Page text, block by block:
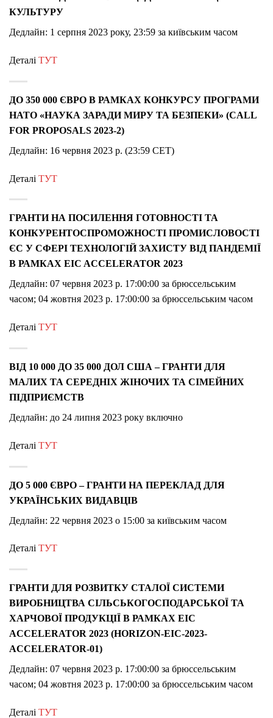
КУЛЬТУРУ
Дедлайн: 1 серпня 2023 року, 23:59 за київським часом
Деталі ТУТ
ДО 350 000 ЄВРО В РАМКАХ КОНКУРСУ ПРОГРАМИ
НАТО «НАУКА ЗАРАДИ МИРУ ТА БЕЗПЕКИ» (CALL
FOR PROPOSALS 2023-2)
Дедлайн: 16 червня 2023 р. (23:59 CET)
Деталі ТУТ
ГРАНТИ НА ПОСИЛЕННЯ ГОТОВНОСТІ ТА
КОНКУРЕНТОСПРОМОЖНОСТІ ПРОМИСЛОВОСТІ
ЄС У СФЕРІ ТЕХНОЛОГІЙ ЗАХИСТУ ВІД ПАНДЕМІЇ
В РАМКАХ EIC ACCELERATOR 2023
Дедлайн: 07 червня 2023 р. 17:00:00 за брюссельським
часом; 04 жовтня 2023 р. 17:00:00 за брюссельським часом
Деталі ТУТ
ВІД 10 000 ДО 35 000 ДОЛ США – ГРАНТИ ДЛЯ
МАЛИХ ТА СЕРЕДНІХ ЖІНОЧИХ ТА СІМЕЙНИХ
ПІДПРИЄМСТВ
Дедлайн: до 24 липня 2023 року включно
Деталі ТУТ
ДО 5 000 ЄВРО – ГРАНТИ НА ПЕРЕКЛАД ДЛЯ
УКРАЇНСЬКИХ ВИДАВЦІВ
Дедлайн: 22 червня 2023 о 15:00 за київським часом
Деталі ТУТ
ГРАНТИ ДЛЯ РОЗВИТКУ СТАЛОЇ СИСТЕМИ
ВИРОБНИЦТВА СІЛЬСЬКОГОСПОДАРСЬКОЇ ТА
ХАРЧОВОЇ ПРОДУКЦІЇ В РАМКАХ EIC
ACCELERATOR 2023 (HORIZON-EIC-2023-
ACCELERATOR-01)
Дедлайн: 07 червня 2023 р. 17:00:00 за брюссельським
часом; 04 жовтня 2023 р. 17:00:00 за брюссельським часом
Деталі ТУТ